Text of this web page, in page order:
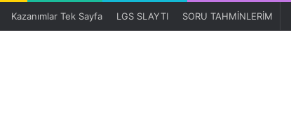
Kazanımlar Tek Sayfa LGS SLAYTI SORU TAHMİNLERİM